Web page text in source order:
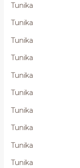
Tunika
Tunika
Tunika
Tunika
Tunika
Tunika
Tunika
Tunika
Tunika
Tunika